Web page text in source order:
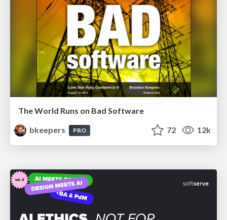
The World Runs on Bad Software
bkeepers
PRO 72 12k